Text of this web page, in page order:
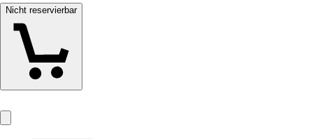
Nicht reservierbar